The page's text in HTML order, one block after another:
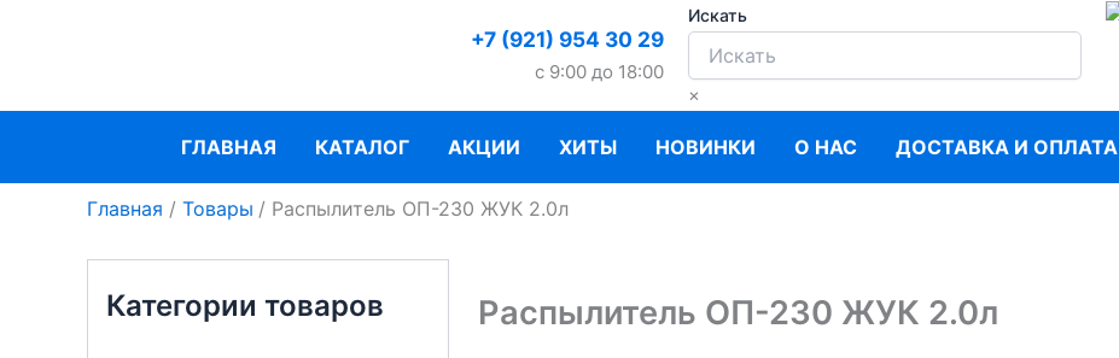
+7 (921) 954 30 29
c 9:00 до 18:00
Искать
×
ГЛАВНАЯ КАТАЛОГ АКЦИИ ХИТЫ НОВИНКИ О НАС ДОСТАВКА И ОПЛАТА
Главная Товары Распылитель ОП-230 ЖУК 2.0л
Категории товаров Распылитель ОП-230 ЖУК 2.0л